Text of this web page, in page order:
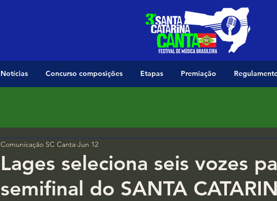
Notícias Concurso composições Etapas Premiação
Lages seleciona seis vozes
semifinal do SANTA
Comunicação SC Canta Jun 12